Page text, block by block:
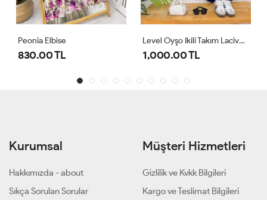
1,000.00 TL
Zeren Elbise Pudra
800.00 TL
Kurumsal
Hakkımızda - about
Sıkça Sorulan Sorular
Müşteri Hizmetleri
Gizlilik ve Kvkk Bilgileri
Kargo ve Teslimat Bilgileri